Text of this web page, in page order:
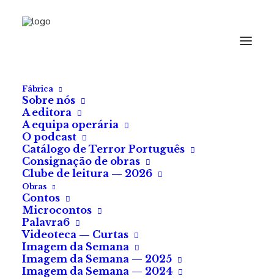
Fábrica
Sobre nós
A editora
A equipa operária
O podcast
Catálogo de Terror Português
Consignação de obras
Clube de leitura — 2026
Obras
Contos
Microcontos
Palavra6
Videoteca — Curtas
Imagem da Semana
Imagem da Semana — 2025
Imagem da Semana — 2024
Agónico
de Ondina Gaspar